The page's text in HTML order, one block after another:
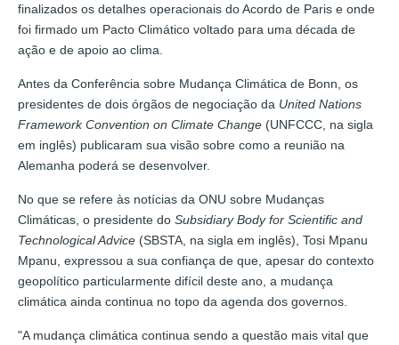
finalizados os detalhes operacionais do Acordo de Paris e onde
foi firmado um Pacto Climático voltado para uma década de
ação e de apoio ao clima.
Antes da Conferência sobre Mudança Climática de Bonn, os
presidentes de dois órgãos de negociação da United Nations
Framework Convention on Climate Change (UNFCCC, na sigla
em inglês) publicaram sua visão sobre como a reunião na
Alemanha poderá se desenvolver.
No que se refere às notícias da ONU sobre Mudanças
Climáticas, o presidente do Subsidiary Body for Scientific and
Technological Advice (SBSTA, na sigla em inglês), Tosi Mpanu
Mpanu, expressou a sua confiança de que, apesar do contexto
geopolítico particularmente difícil deste ano, a mudança
climática ainda continua no topo da agenda dos governos.
"A mudança climática continua sendo a questão mais vital que